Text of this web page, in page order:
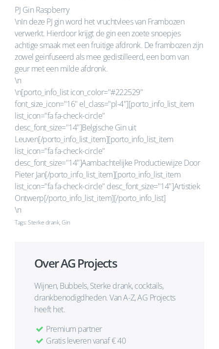
PJ Gin Raspberry
\nIn deze PJ gin word het vruchtvlees van Frambozen
verwerkt. Hierdoor krijgt de gin een zoete snoepjes
achtige smaak met een fruitige afdronk. De frambozen zijn
zowel geinfuseerd als mee gedistilleerd, een bom van
geur met een milde afdronk.
\n
\n[porto_info_list icon_color="#222529"
font_size_icon="16" el_class="pl-4"][porto_info_list_item
list_icon="fa fa-check-circle"
desc_font_size="14"]Belgische Gin uit
Leuven[/porto_info_list_item][porto_info_list_item
list_icon="fa fa-check-circle"
desc_font_size="14"]Aambachtelijke Productiewijze Door
Pieter Jan[/porto_info_list_item][porto_info_list_item
list_icon="fa fa-check-circle" desc_font_size="14"]Artistiek
Ontwerp[/porto_info_list_item][/porto_info_list]
\n
Tags: Sterke drank, Gin
Over AG Projects
Wijnen, Bubbels, Sterke drank, cocktails,
drankbenodigdheden. Van A-Z, AG Projects
heeft het.
Premium partner
Gratis leveren vanaf € 40